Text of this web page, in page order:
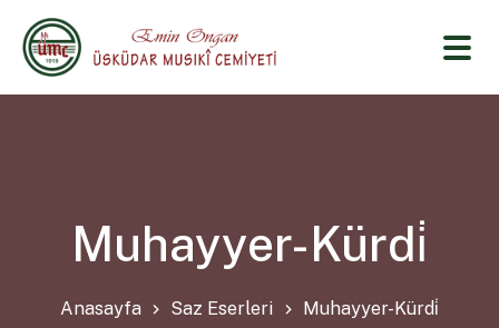
Muhayyer-Kürdi̇
Anasayfa Saz Eserleri Muhayyer-Kürdi̇